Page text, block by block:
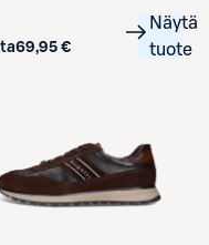
69,95 €
Näytä
tuote